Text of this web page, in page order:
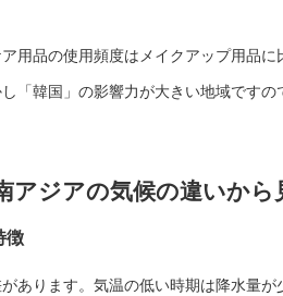
用品の使用頻度はメイクアップ用品
「韓国」の影響力が大きい地域です
アジアの気候の違いか
徴
あります。気温の低い時期は降水量